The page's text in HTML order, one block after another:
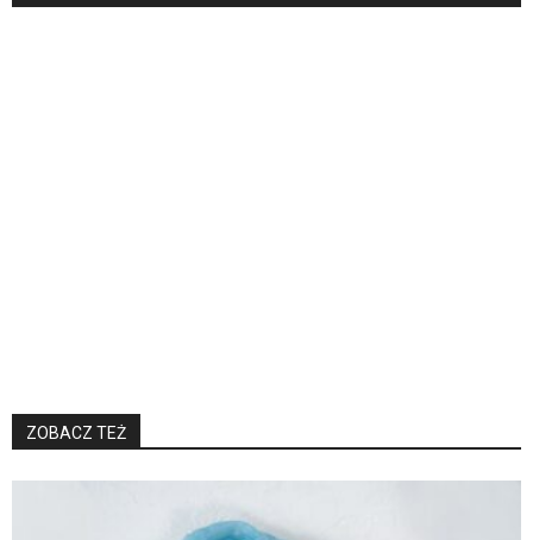
ZOBACZ TEŻ